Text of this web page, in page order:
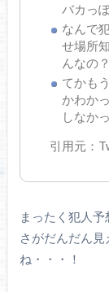
バカっ
なんで
せ場所
んなの
てかも
かわか
しなか
引用元：
まったく犯人
さがだんだん
ね・・・！